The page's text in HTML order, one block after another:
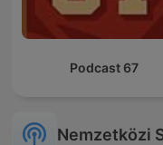
Podcast 67
Nemzetközi